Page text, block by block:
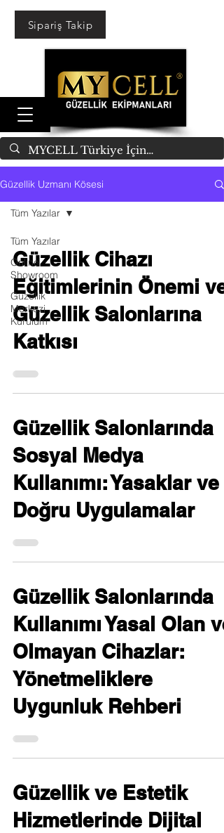
Sipariş Takip
Güzellik Uzmanı Kösesi
Tüm Yazılar
Online
Showroom
Güzellik
Merkezi
Kurulum
Tüm Yazılar
Güzellik Cihazı
Eğitimlerinin Önemi ve
Güzellik Salonlarına
Katkısı
Güzellik Salonlarında
Sosyal Medya
Kullanımı: Yasaklar ve
Doğru Uygulamalar
Güzellik Salonlarında
Kullanımı Yasal Olan ve
Olmayan Cihazlar:
Yönetmeliklere
Uygunluk Rehberi
Güzellik ve Estetik
Hizmetlerinde Dijital